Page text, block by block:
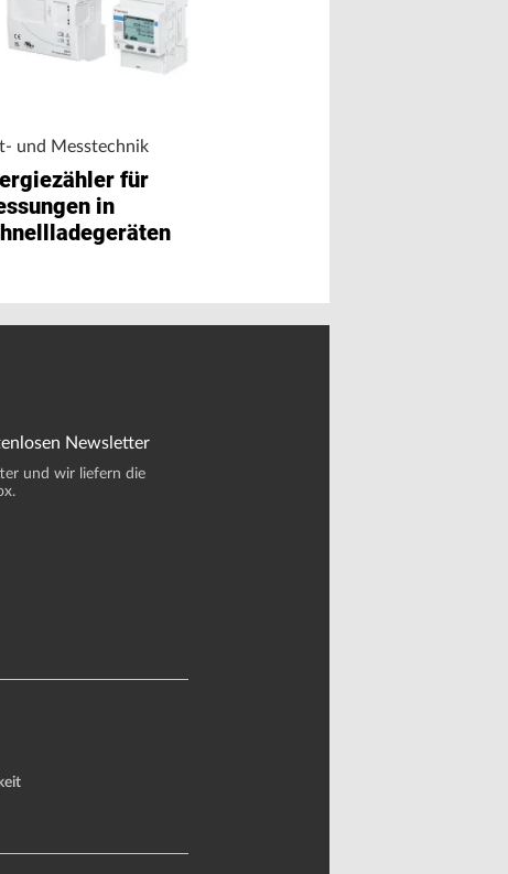
und Messtechnik
für
in
Newsletter
und wir liefern die